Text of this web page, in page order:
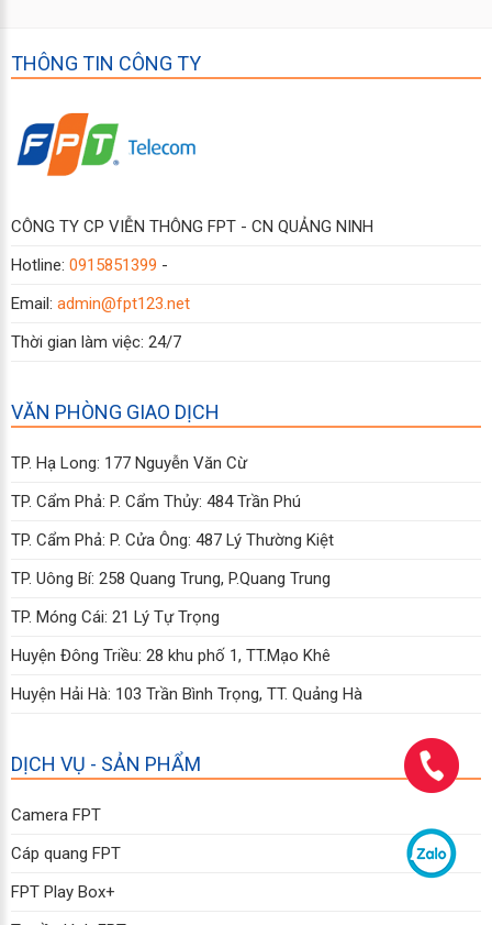
THÔNG TIN CÔNG TY
CÔNG TY CP VIỄN THÔNG FPT - CN QUẢNG NINH
Hotline: 0915851399 -
Email: admin@fpt123.net
Thời gian làm việc: 24/7
VĂN PHÒNG GIAO DỊCH
TP. Hạ Long: 177 Nguyễn Văn Cừ
TP. Cẩm Phả: P. Cẩm Thủy: 484 Trần Phú
TP. Cẩm Phả: P. Cửa Ông: 487 Lý Thường Kiệt
TP. Uông Bí: 258 Quang Trung, P.Quang Trung
TP. Móng Cái: 21 Lý Tự Trọng
Huyện Đông Triều: 28 khu phố 1, TT.Mạo Khê
Huyện Hải Hà: 103 Trần Bình Trọng, TT. Quảng Hà
DỊCH VỤ - SẢN PHẨM
Camera FPT
Cáp quang FPT
FPT Play Box+